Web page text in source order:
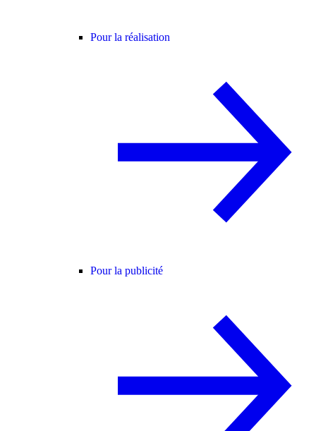
Pour la réalisation
Pour la publicité